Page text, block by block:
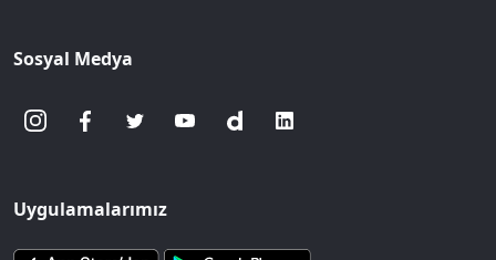
Sosyal Medya
Uygulamalarımız